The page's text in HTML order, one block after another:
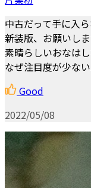
中古だって手に入
新装版、お願いしま
素晴らしいおなはし
なぜ注目度が少ない
Good
2022/05/08